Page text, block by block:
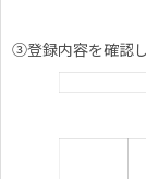
③登録内容を確認